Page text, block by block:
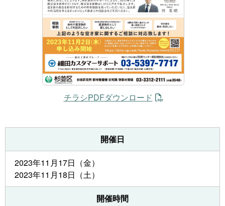
チラシPDFダウンロード
開催日
2023年11月17日（金）
2023年11月18日（土）
開催時間